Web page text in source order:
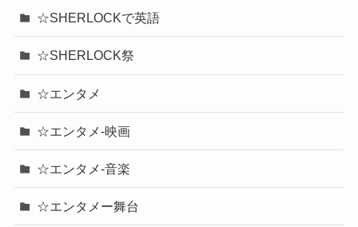
☆SHERLOCKで英語
☆SHERLOCK祭
☆エンタメ
☆エンタメ-映画
☆エンタメ-音楽
☆エンタメー舞台